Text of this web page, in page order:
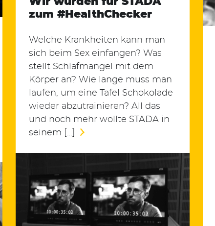
zum #HealthChecker
Welche Krankheiten kann man
sich beim Sex einfangen? Was
stellt Schlafmangel mit dem
Körper an? Wie lange muss man
laufen, um eine Tafel Schokolade
wieder abzutrainieren? All das
und noch mehr wollte STADA in
seinem […]